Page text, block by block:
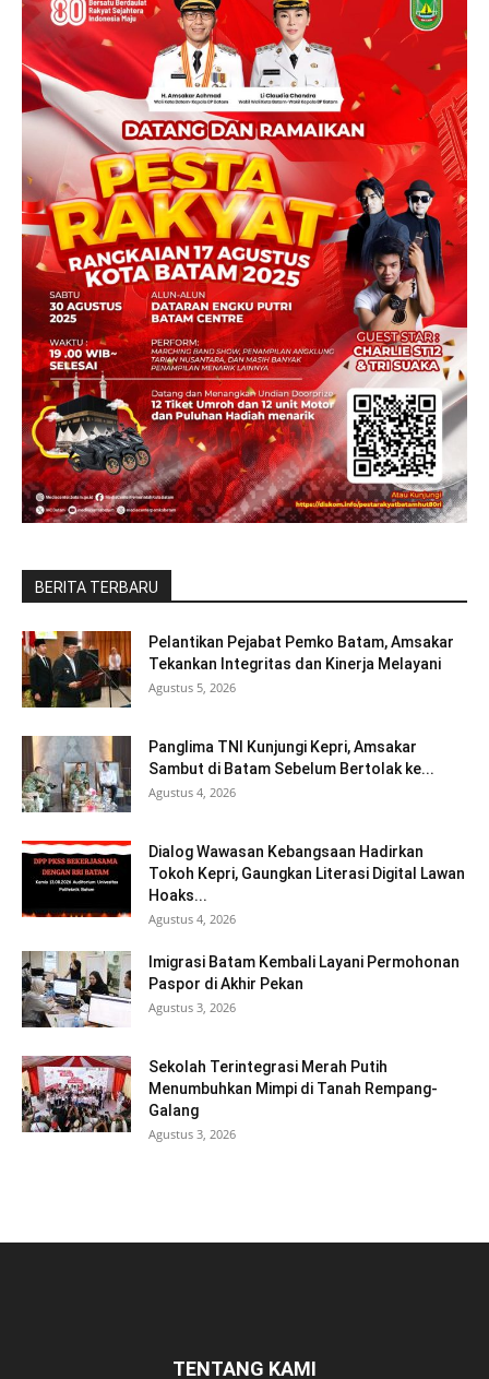
BERITA TERBARU
Pelantikan Pejabat Pemko Batam, Amsakar
Tekankan Integritas dan Kinerja Melayani
Agustus 5, 2026
Panglima TNI Kunjungi Kepri, Amsakar
Sambut di Batam Sebelum Bertolak ke...
Agustus 4, 2026
Dialog Wawasan Kebangsaan Hadirkan
Tokoh Kepri, Gaungkan Literasi Digital Lawan
Hoaks...
Agustus 4, 2026
Imigrasi Batam Kembali Layani Permohonan
Paspor di Akhir Pekan
Agustus 3, 2026
Sekolah Terintegrasi Merah Putih
Menumbuhkan Mimpi di Tanah Rempang-
Galang
Agustus 3, 2026
TENTANG KAMI